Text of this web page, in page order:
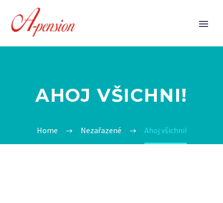
AHOJ VŠICHNI!
Home Nezařazené Ahoj všichni!